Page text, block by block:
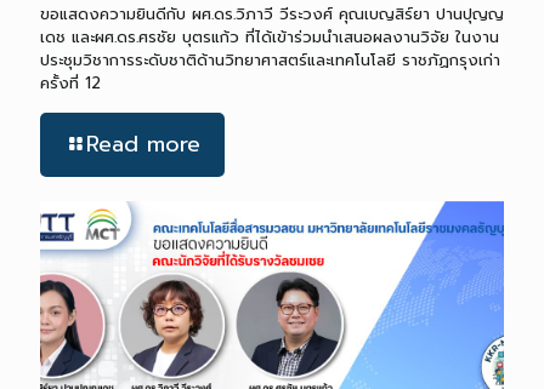
ขอแสดงความยินดีกับ ผศ.ดร.วิภาวี วีระวงศ์ คุณเบญสิร์ยา ปานปุญญ
เดช และผศ.ดร.ศรชัย บุตรแก้ว ที่ได้เข้าร่วมนำเสนอผลงานวิจัย ในงาน
ประชุมวิชาการระดับชาติด้านวิทยาศาสตร์และเทคโนโลยี ราชภัฏกรุงเก่า
ครั้งที่ 12
Read more